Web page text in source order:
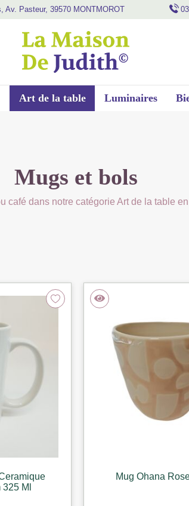
Av. Pasteur, 39570 MONTMOROT
Art de la table Luminaires
Mugs et bols
café dans notre catégorie Art de la table
Ml
Mug Ohana